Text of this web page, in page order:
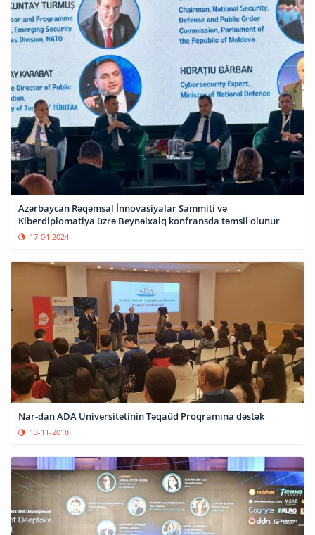
Azərbaycan Rəqəmsal İnnovasiyalar Sammiti və
Kiberdiplomatiya üzrə Beynəlxalq konfransda təmsil olunur
17-04-2024
Nar-dan ADA Universitetinin Təqaüd Proqramına dəstək
13-11-2018